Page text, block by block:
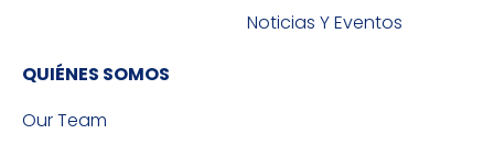
Noticias Y Eventos
QUIÉNES SOMOS
Our Team